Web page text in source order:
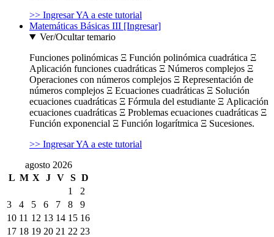
>> Ingresar YA a este tutorial
Matemáticas Básicas III [Ingresar]
Ver/Ocultar temario
Funciones polinómicas Ξ Función polinómica cuadrática Ξ
Aplicación funciones cuadráticas Ξ Números complejos Ξ
Operaciones con números complejos Ξ Representación de
números complejos Ξ Ecuaciones cuadráticas Ξ Solución
ecuaciones cuadráticas Ξ Fórmula del estudiante Ξ Aplicación
ecuaciones cuadráticas Ξ Problemas ecuaciones cuadráticas Ξ
Función exponencial Ξ Función logarítmica Ξ Sucesiones.
>> Ingresar YA a este tutorial
agosto 2026
L M X J V S D
1
2
3
4 5 6 7 8
9
10 11 12 13 14 15 16
17 18 19 20 21 22 23